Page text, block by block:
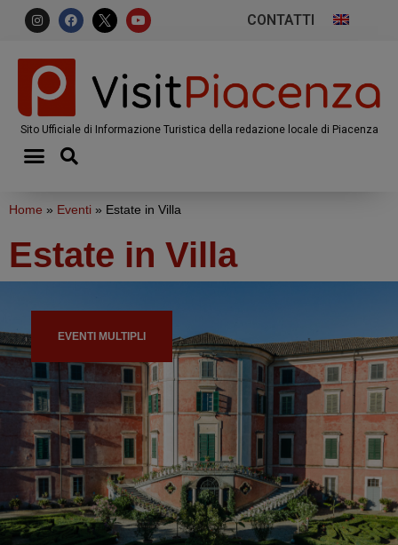
CONTATTI
Sito Ufficiale di Informazione Turistica della redazione locale di Piacenza
Home » Eventi » Estate in Villa
Estate in Villa
EVENTI MULTIPLI